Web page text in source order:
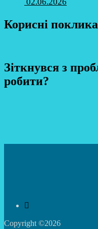
Корисні
Зіткнувся з
робити?
Copyright ©2026